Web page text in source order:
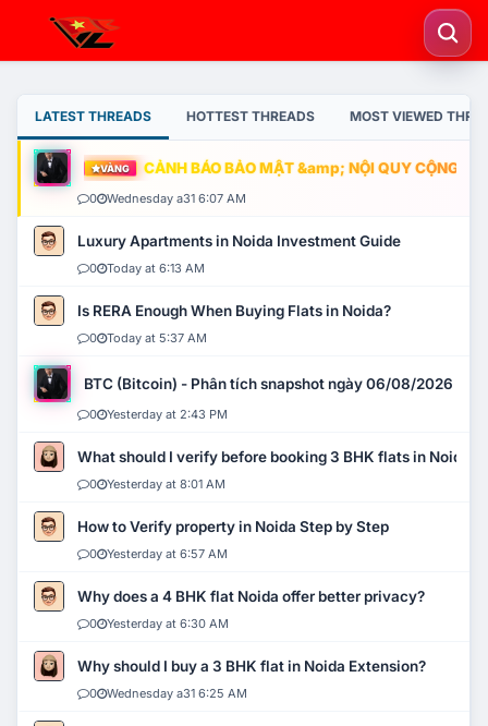
LATEST THREADS HOTTEST THREADS MOST VIEWED
VÀNG CẢNH BÁO BẢO MẬT &amp; NỘI QUY CỘNG
0 Wednesday a31 6:07 AM
Luxury Apartments in Noida Investment Guide
0 Today at 6:13 AM
Is RERA Enough When Buying Flats in Noida?
0 Today at 5:37 AM
BTC (Bitcoin) - Phân tích snapshot ngày 06/08/2026
0 Yesterday at 2:43 PM
What should I verify before booking 3 BHK flats in Noida?
0 Yesterday at 8:01 AM
How to Verify property in Noida Step by Step
0 Yesterday at 6:57 AM
Why does a 4 BHK flat Noida offer better privacy?
0 Yesterday at 6:30 AM
Why should I buy a 3 BHK flat in Noida Extension?
0 Wednesday a31 6:25 AM